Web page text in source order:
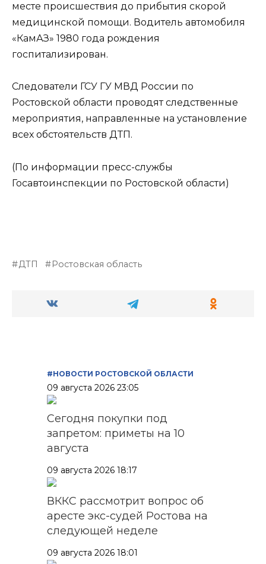
месте происшествия до прибытия скорой
медицинской помощи. Водитель автомобиля
«КамАЗ» 1980 года рождения
госпитализирован.
Следователи ГСУ ГУ МВД России по
Ростовской области проводят следственные
мероприятия, направленные на установление
всех обстоятельств ДТП.
(По информации пресс-службы
Госавтоинспекции по Ростовской области)
ДТП Ростовская область
#НОВОСТИ РОСТОВСКОЙ ОБЛАСТИ
09 августа 2026 23:05
Сегодня покупки под
запретом: приметы на 10
августа
09 августа 2026 18:17
ВККС рассмотрит вопрос об
аресте экс-судей Ростова на
следующей неделе
09 августа 2026 18:01